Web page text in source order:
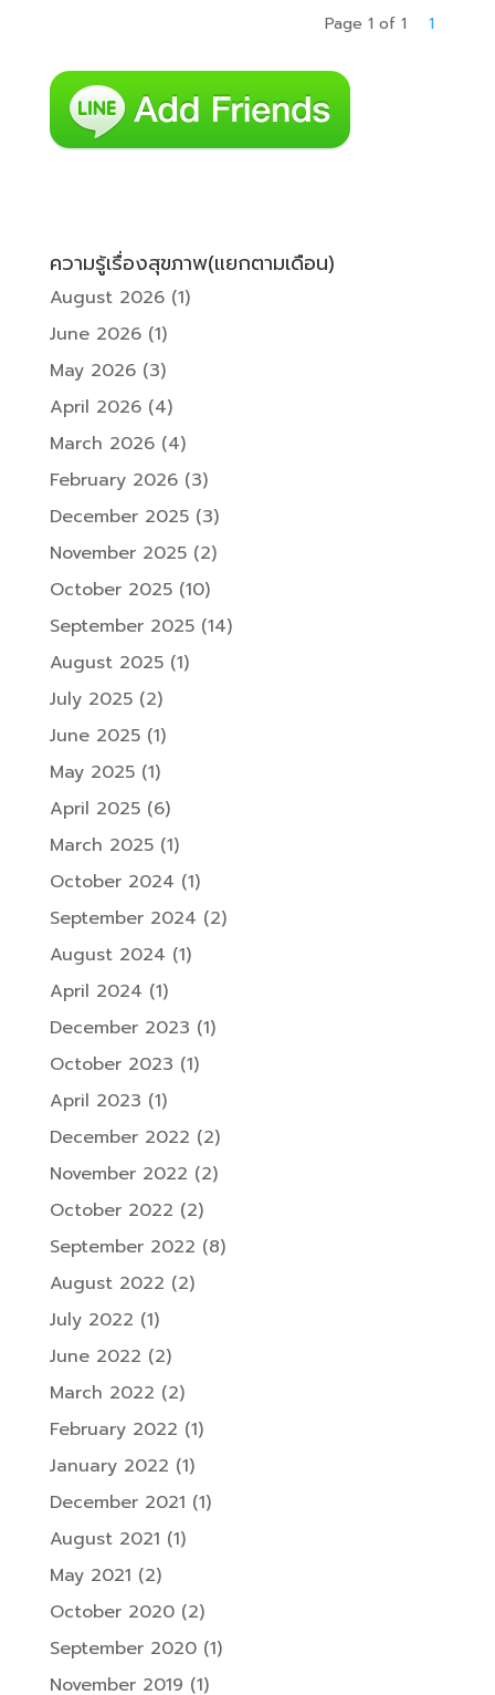
Page 1 of 1 1
ความรู้เรื่องสุขภาพ(แยกตามเดือน)
August 2026(1)
June 2026(1)
May 2026(3)
April 2026(4)
March 2026(4)
February 2026(3)
December 2025(3)
November 2025(2)
October 2025(10)
September 2025(14)
August 2025(1)
July 2025(2)
June 2025(1)
May 2025(1)
April 2025(6)
March 2025(1)
October 2024 (1)
September 2024 (2)
August 2024 (1)
April 2024 (1)
December 2023 (1)
October 2023 (1)
April 2023 (1)
December 2022 (2)
November 2022 (2)
October 2022 (2)
September 2022 (8)
August 2022 (2)
July 2022 (1)
June 2022 (2)
March 2022 (2)
February 2022 (1)
January 2022 (1)
December 2021 (1)
August 2021 (1)
May 2021 (2)
October 2020(2)
September 2020(1)
November 2019 (1)